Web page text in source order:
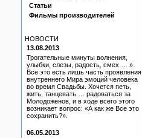
Статьи
Фильмы производителей
НОВОСТИ
13.08.2013
Трогательные минуты волнения,
улыбки, слезы, радость, смех … »
Все это есть лишь часть проявления
внутреннего Мира эмоций человека
во время Свадьбы. Хочется петь,
жить, танцевать … радоваться за
Молодоженов, и в ходе всего этого
возникает вопрос: «А как же Все это
сохранить?».
06.05.2013